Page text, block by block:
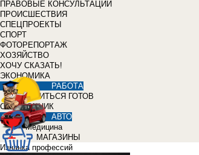
ПРАВОВЫЕ КОНСУЛЬТАЦИИ
ПРОИСШЕСТВИЯ
СПЕЦПРОЕКТЫ
СПОРТ
ФОТОРЕПОРТАЖ
ХОЗЯЙСТВО
ХОЧУ СКАЗАТЬ!
ЭКОНОМИКА
РАБОТА
УЧИТЬСЯ ГОТОВ
СПРАВОЧНИК
АВТО
Медицина
МАГАЗИНЫ
Изнанка профессий